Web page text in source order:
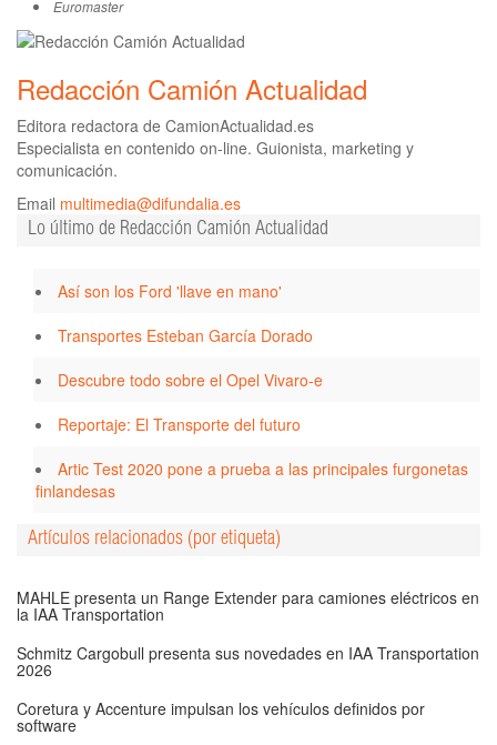
Euromaster
Redacción Camión Actualidad
Editora redactora de CamionActualidad.es
Especialista en contenido on-line. Guionista, marketing y
comunicación.
Email multimedia@difundalia.es
Lo último de Redacción Camión Actualidad
Así son los Ford 'llave en mano'
Transportes Esteban García Dorado
Descubre todo sobre el Opel Vivaro-e
Reportaje: El Transporte del futuro
Artic Test 2020 pone a prueba a las principales furgonetas
finlandesas
Artículos relacionados (por etiqueta)
MAHLE presenta un Range Extender para camiones eléctricos en
la IAA Transportation
Schmitz Cargobull presenta sus novedades en IAA Transportation
2026
Coretura y Accenture impulsan los vehículos definidos por
software